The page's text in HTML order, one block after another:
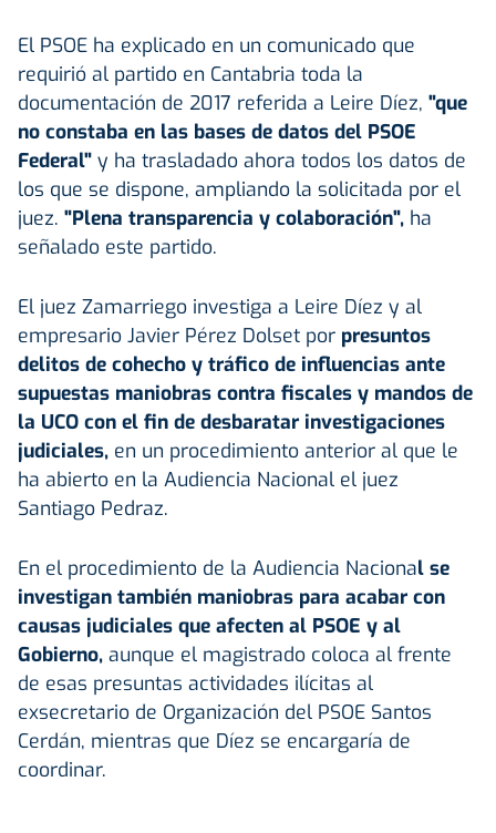
El PSOE ha explicado en un comunicado que
requirió al partido en Cantabria toda la
documentación de 2017 referida a Leire Díez, "que
no constaba en las bases de datos del PSOE
Federal" y ha trasladado ahora todos los datos de
los que se dispone, ampliando la solicitada por el
juez. "Plena transparencia y colaboración", ha
señalado este partido.
El juez Zamarriego investiga a Leire Díez y al
empresario Javier Pérez Dolset por presuntos
delitos de cohecho y tráfico de influencias ante
supuestas maniobras contra fiscales y mandos de
la UCO con el fin de desbaratar investigaciones
judiciales, en un procedimiento anterior al que le
ha abierto en la Audiencia Nacional el juez
Santiago Pedraz.
En el procedimiento de la Audiencia Nacional se
investigan también maniobras para acabar con
causas judiciales que afecten al PSOE y al
Gobierno, aunque el magistrado coloca al frente
de esas presuntas actividades ilícitas al
exsecretario de Organización del PSOE Santos
Cerdán, mientras que Díez se encargaría de
coordinar.